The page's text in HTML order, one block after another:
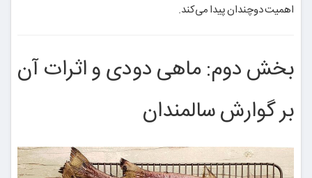
اهمیت دوچندان پیدا می‌کند.
بخش دوم: ماهی دودی و اثرات آن
بر گوارش سالمندان